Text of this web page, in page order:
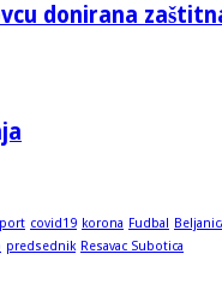
donirana
covid19 korona Fudbal
predsednik Resavac Subotica